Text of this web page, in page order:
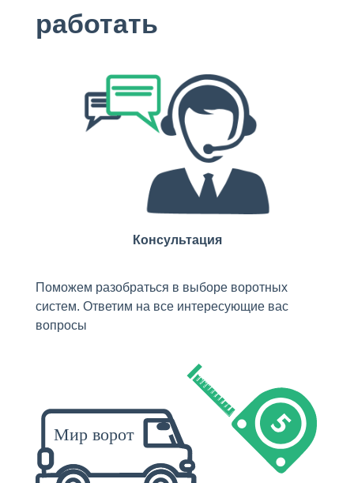
работать
Консультация
Поможем разобраться в выборе воротных
систем. Ответим на все интересующие вас
вопросы